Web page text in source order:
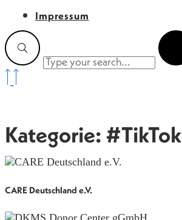
Impressum
Kategorie: #TikTok
CARE Deutschland e.V.